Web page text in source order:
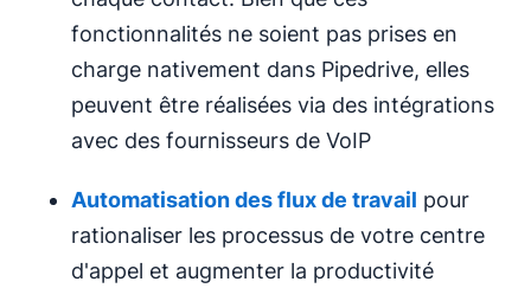
fonctionnalités ne soient pas prises en
charge nativement dans Pipedrive, elles
peuvent être réalisées via des intégrations
avec des fournisseurs de VoIP
Automatisation des flux de travail pour
rationaliser les processus de votre centre
d'appel et augmenter la productivité